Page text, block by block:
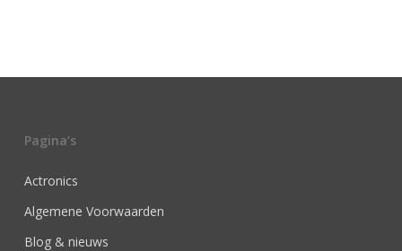
Pagina’s
Actronics
Algemene Voorwaarden
Blog & nieuws